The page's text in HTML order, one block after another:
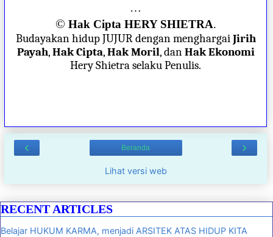
…
© Hak Cipta HERY SHIETRA.
Budayakan hidup JUJUR dengan menghargaiJirih
Payah,Hak Cipta,Hak Moril, danHak Ekonomi
Hery Shietra selaku Penulis.
‹ ›
Beranda
Lihat versi web
RECENT ARTICLES
Belajar HUKUM KARMA, menjadi ARSITEK ATAS HIDUP KITA